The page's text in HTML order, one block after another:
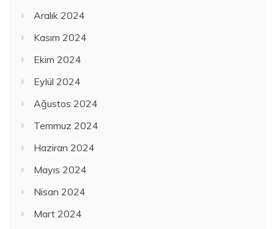
Aralık 2024
Kasım 2024
Ekim 2024
Eylül 2024
Ağustos 2024
Temmuz 2024
Haziran 2024
Mayıs 2024
Nisan 2024
Mart 2024